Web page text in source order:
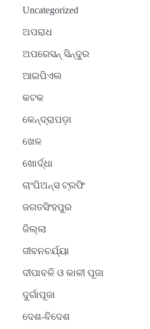
Uncategorized
ଅପରାଧ
ଅପରେସନ୍ ସିନ୍ଦୁର
ଆଇପିଏଲ
କଟକ
କେନ୍ଦ୍ରାପଡ଼ା
ଖେଳ
ଖୋର୍ଦ୍ଧା
ଚାଂପିଅନ୍ସ ଟ୍ରଫି
ଜଗତସିଂହପୁର
ଜିଲ୍ଲା
ଜୀବନଚର୍ଯ୍ୟା
ଦୀପାବଳି ଓ କାଳୀ ପୂଜା
ଦୁର୍ଗାପୂଜା
ଦେଶ-ବିଦେଶ